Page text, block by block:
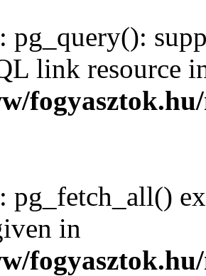
: pg_query():
link resource
: pg_fetch_all()
in